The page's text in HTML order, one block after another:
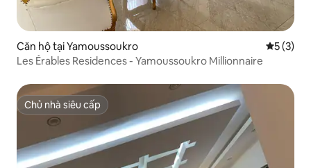
Căn hộ tại Yamoussoukro Xếp5 (3)
Les Érables Residences - Yamoussoukro Millionnaire
Chủ nhà siêu cấp
Chủ nhà siêu cấp